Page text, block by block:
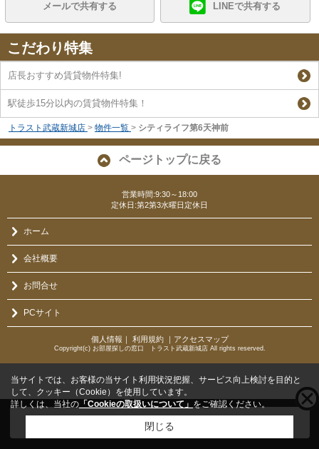
メールで共有する LINEで共有する
こだわり特集
店長おすすめ賃貸物件特集!
駅徒歩15分以内の賃貸物件特集！
トラスト武蔵新城店 > 物件一覧 > シティライフ第6天神前
ページトップに戻る
営業時間:9:30～18:00
定休日:第2第3水曜日定休日
ホーム
会社概要
お問合せ
PCサイト
個人情報 利用規約｜ アクセスマップ
Copyright(c) お部屋探しの窓口 トラスト武蔵新城店 All rights reserved.
こちらの物件をご覧の方にお勧めな物件
当サイトでは、お客様の当サイト利用状況把握、サービス向上検討を目的と
して、クッキー（Cookie）を使用しています。
詳しくは、当社の 「Cookieの取扱いについて」 をご確認ください。
閉じる